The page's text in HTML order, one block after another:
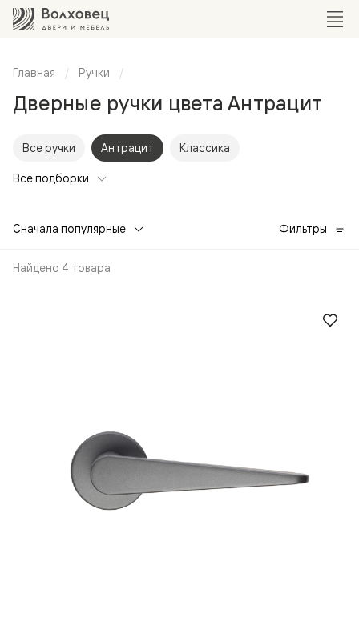
Главная Ручки
Дверные ручки цвета Антрацит
Все ручки Антрацит Классика
Все подборки
Сначала популярные Фильтры
Найдено 4 товара